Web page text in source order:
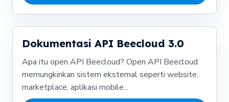
Dokumentasi API Beecloud 3.0
Apa itu open API Beecloud? Open API Beecloud
memungkinkan sistem eksternal seperti website,
marketplace, aplikasi mobile...